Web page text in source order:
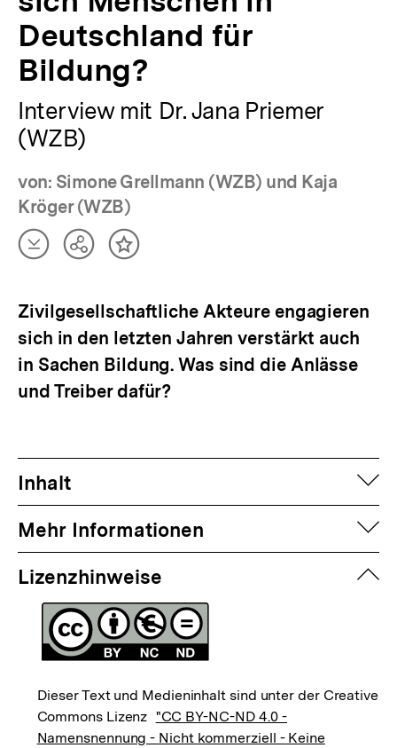
Deutschland für
Bildung?
Interview mit Dr. Jana Priemer
(WZB)
von: Simone Grellmann (WZB) und Kaja
Kröger (WZB)
Artikel
herunterladen
TeilenInhalt
Zivilgesellschaftliche Akteure engagieren
sich in den letzten Jahren verstärkt auch
in Sachen Bildung. Was sind die Anlässe
und Treiber dafür?
Inhalt
Mehr Informationen
Lizenzhinweise
Dieser Text und Medieninhalt sind unter der Creative
Commons Lizenz "CC BY-NC-ND 4.0 -
Namensnennung - Nicht kommerziell - Keine